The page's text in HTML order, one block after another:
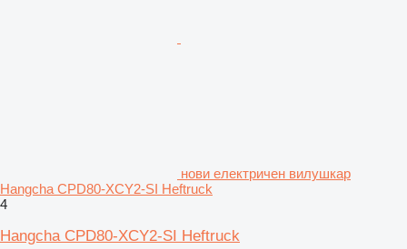
нови електричен вилушкар
Hangcha CPD80-XCY2-SI Heftruck
4
Hangcha CPD80-XCY2-SI Heftruck